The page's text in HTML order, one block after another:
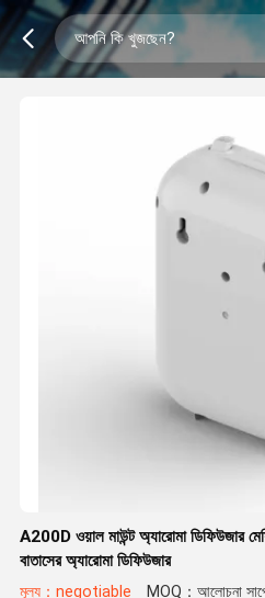
A200D ওয়াল মাউন্ট অ্যারোমা ডিফিউজার
বাতাসের অ্যারোমা ডিফিউজার
মূল্য：negotiable MOQ：আলোচনা